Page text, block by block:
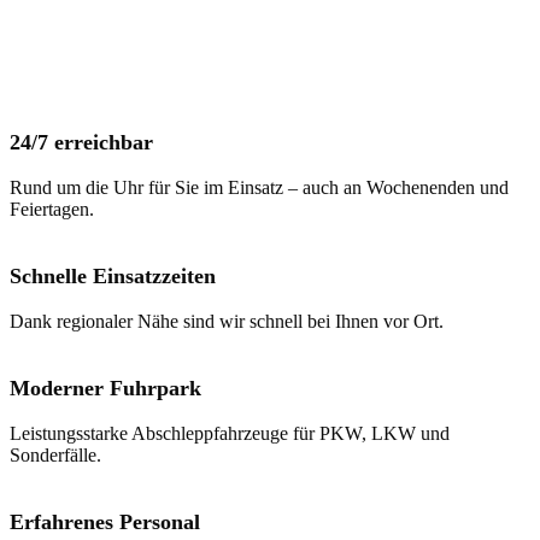
24/7 erreichbar
Rund um die Uhr für Sie im Einsatz – auch an Wochenenden und
Feiertagen.
Schnelle Einsatzzeiten
Dank regionaler Nähe sind wir schnell bei Ihnen vor Ort.
Moderner Fuhrpark
Leistungsstarke Abschleppfahrzeuge für PKW, LKW und
Sonderfälle.
Erfahrenes Personal